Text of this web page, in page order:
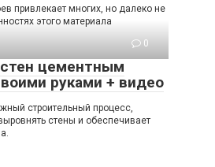
привлекает многих, но далеко не
этого материала
0
цементным
руками + видео
строительный процесс,
стены и обеспечивает